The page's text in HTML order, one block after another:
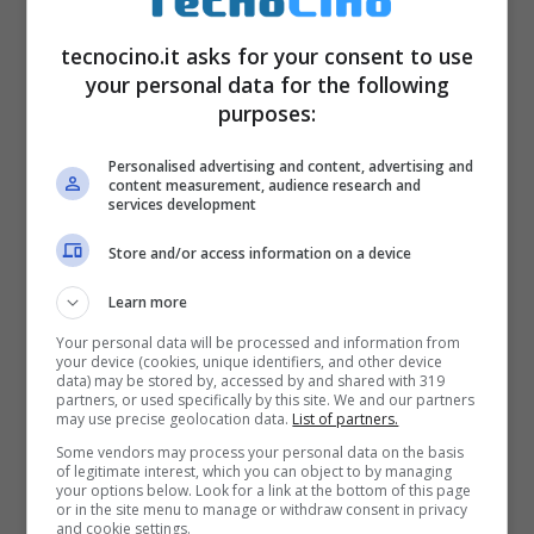
vero stratega.
Acquistate i nuovi equipaggiamenti migliorati
utilizzando le vostre gemme nel negozio
Gnome rivisto.
tecnocino.it asks for your consent to use
your personal data for the following
purposes:
Personalised advertising and content, advertising and
content measurement, audience research and
services development
Store and/or access information on a device
Learn more
Your personal data will be processed and information from
your device (cookies, unique identifiers, and other device
data) may be stored by, accessed by and shared with 319
partners, or used specifically by this site. We and our partners
may use precise geolocation data. List of partners.
Some vendors may process your personal data on the basis
of legitimate interest, which you can object to by managing
your options below. Look for a link at the bottom of this page
or in the site menu to manage or withdraw consent in privacy
and cookie settings.